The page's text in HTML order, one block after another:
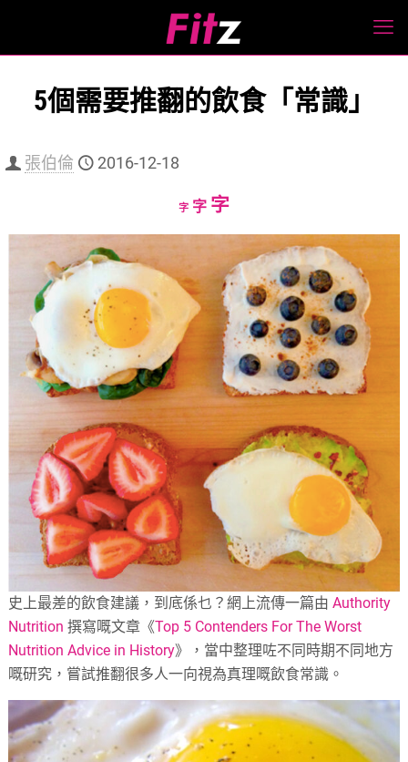
5個需要推翻的飲食「常識」
張伯倫 2016-12-18
字Decrease
字Reset
size.
字Increase
size.
史上最差的飲食建議，到底係乜？網上流傳一篇由Authority
Nutrition 撰寫嘅文章《Top 5 Contenders For The Worst
Nutrition Advice in History》，當中整理咗不同時期不同地方
嘅研究，嘗試推翻很多人一向視為真理嘅飲食常識。